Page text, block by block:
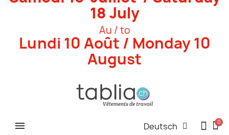
18 July
Au / to
Lundi 10 Août / Monday 10
August
Deutsch